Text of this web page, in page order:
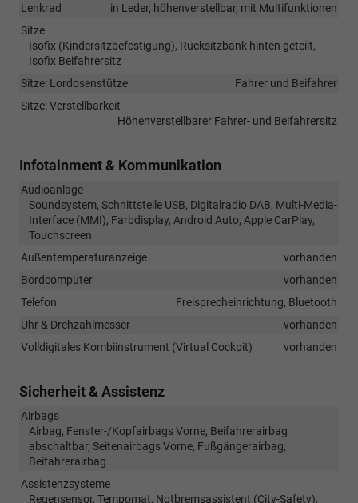
Lenkrad
in Leder, höhenverstellbar, mit Multifunktionen
Sitze
Isofix (Kindersitzbefestigung), Rücksitzbank hinten geteilt,
Isofix Beifahrersitz
Sitze: Lordosenstütze
Fahrer und Beifahrer
Sitze: Verstellbarkeit
Höhenverstellbarer Fahrer- und Beifahrersitz
Infotainment & Kommunikation
Audioanlage
Soundsystem, Schnittstelle USB, Digitalradio DAB, Multi-Media-
Interface (MMI), Farbdisplay, Android Auto, Apple CarPlay,
Touchscreen
Außentemperaturanzeige
vorhanden
Bordcomputer
vorhanden
Telefon
Freisprecheinrichtung, Bluetooth
Uhr & Drehzahlmesser
vorhanden
Volldigitales Kombiinstrument (Virtual Cockpit)
vorhanden
Sicherheit & Assistenz
Airbags
Airbag, Fenster-/Kopfairbags Vorne, Beifahrerairbag
abschaltbar, Seitenairbags Vorne, Fußgängerairbag,
Beifahrerairbag
Assistenzsysteme
Regensensor, Tempomat, Notbremsassistent (City-Safety),